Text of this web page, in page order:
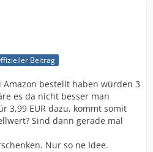
Beitrag
bestellt haben würden 3
es da nicht besser man
3,99 EUR dazu, kommt somit
Sind dann gerade mal
Nur so ne Idee.